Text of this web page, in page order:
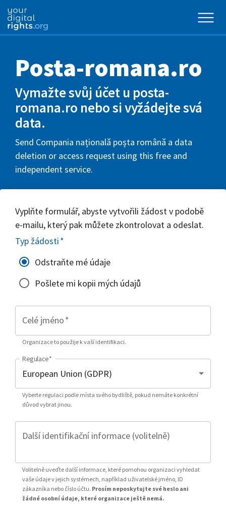
Posta-romana.ro
Vymažte svůj účet u posta-
romana.ro nebo si vyžádejte svá
data.
Send Compania națională poșta română a data
deletion or access request using this free and
independent service.
Vyplňte formulář, abyste vytvořili žádost v podobě
e-mailu, který pak můžete zkontrolovat a odeslat.
Typ žádosti*
Odstraňte mé údaje
Pošlete mi kopii mých údajů
Celé jméno*
Organizace to použije k vaší identifikaci.
Regulace*
Vyberte regulaci podle místa svého bydliště, pokud nemáte konkrétní
důvod vybrat jinou.
Další identifikační informace (volitelně)
Volitelně uveďte další informace, které pomohou organizaci vyhledat
vaše údaje v jejich systémech, například uživatelské jméno, ID
zákazníka nebo číslo účtu. Prosím neposkytujte své heslo ani
žádné osobní údaje, které organizace ještě nemá.